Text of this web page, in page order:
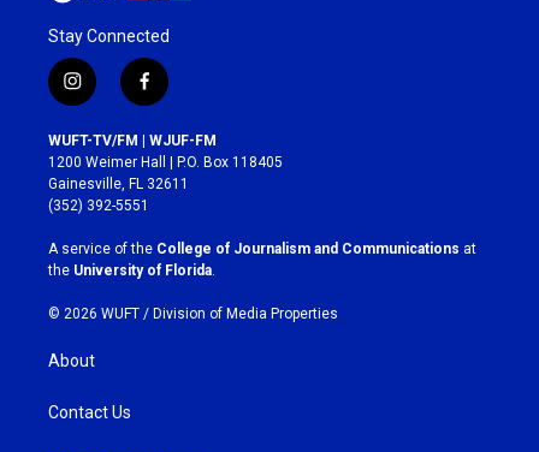
Stay Connected
i
n
s
t
a
g
r
a
m
f
a
c
e
b
o
k
WUFT-TV/FM | WJUF-FM
1200 Weimer Hall | P.O. Box 118405
Gainesville, FL 32611
(352) 392-5551
A service of the College of Journalism and Communications at
the University of Florida
© 2026 WUFT / Division of Media Properties
About
Contact Us